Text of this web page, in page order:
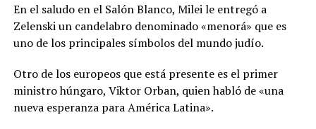
En el saludo en el Salón Blanco, Milei le entregó a
Zelenski un candelabro denominado «menorá» que es
uno de los principales símbolos del mundo judío.
Otro de los europeos que está presente es el primer
ministro húngaro, Viktor Orban, quien habló de «una
nueva esperanza para América Latina».